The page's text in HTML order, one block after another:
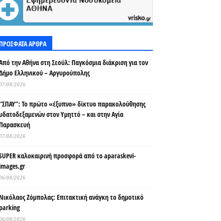
ΑΡΘΡΑ
την Αθήνα στη Σεούλ: Παγκόσμια διάκριση για τον
Ελληνικού – Αργυρούπολης
08/2026
Το πρώτο «έξυπνο» δίκτυο παρακολούθησης
στον Υμηττό – και στην Αγία
08/2026
καλοκαιρινή προσφορά από το aparaskevi-
08/2026
Ζόμπολας: Επιτακτική ανάγκη το δημοτικό
08/2026